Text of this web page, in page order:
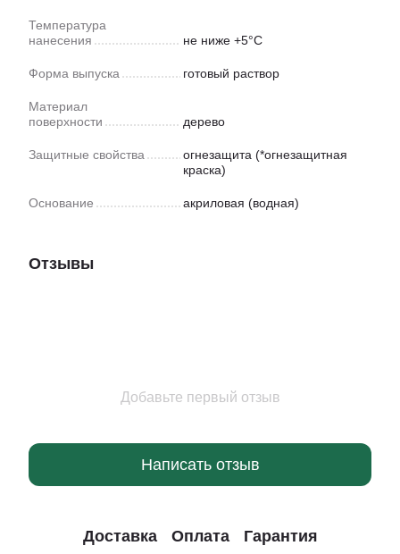
Температура
нанесения
не ниже +5°C
Форма выпуска готовый раствор
Материал
поверхности
дерево
Защитные свойства
огнезащита (*огнезащитная
краска)
Основание акриловая (водная)
Отзывы
Добавьте первый отзыв
Написать отзыв
Доставка Оплата Гарантия